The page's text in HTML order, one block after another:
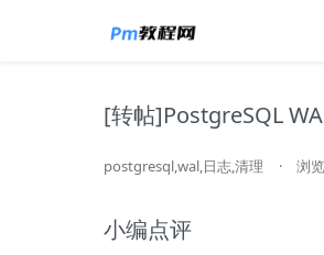
[转帖]PostgreSQL
postgresql,wal,日志,清理 · 浏
小编点评